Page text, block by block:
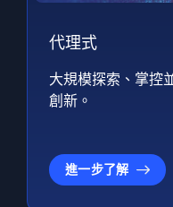
代理式
大規模探索、掌控
創新。
進一步了解